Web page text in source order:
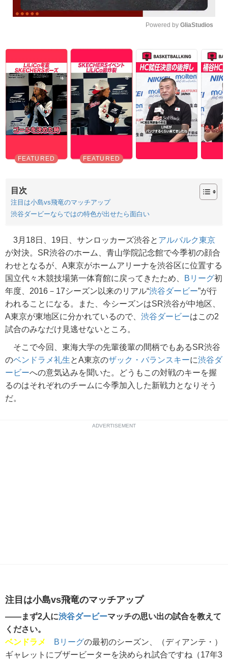
Powered by GliaStudios
目次
注目は小島vs飛竜のマッチアップ
渋谷ダービーならではの特色が出せたら面白い
3月18日、19日、サンロッカーズ渋谷と アルバルク東京
が対決。SR渋谷のホーム、青山学院記念館で今季初の顔合
わせとなるが、A東京がホームアリーナを渋谷区に位置する
国立代々木競技場第一体育館に戻ってきたため、
Bリーグ初
年度、2016－17シーズン以来のリアル“渋谷ダービー”が行
われることになる。また、今シーズンはSR渋谷が中地区、
A東京が東地区に分かれているので、 渋谷ダービーはこの2
試合のみなだけ見逃せないところ。
そこで今回、東海大学の先輩後輩の間柄でもあるSR渋谷
のベンドラメ礼生とA東京のザック・バランスキーに渋谷ダ
ービーへの意気込みを聞いた。どうもこの対戦のキーを握
るのはそれぞれのチームに今季加入した新戦力となりそう
だ。
ADVERTISEMENT
注目は小島vs飛竜のマッチアップ
――まず2人に渋谷ダービーマッチの思い出の試合を教えて
ください。
ベンドラメ
Bリーグの最初のシーズン、（ディアンテ・）
ギャレットにブザービーターを決められ試合ですね（17年3